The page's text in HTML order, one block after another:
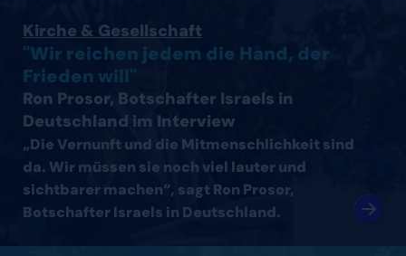
Kirche & Gesellschaft
"Wir reichen jedem die Hand, der
Frieden will"
Ron Prosor, Botschafter Israels in
Deutschland im Interview
„Die Vernunft und die Mitmenschlichkeit sind
da. Wir müssen sie noch viel lauter und
sichtbarer machen“, sagt Ron Prosor,
Botschafter Israels in Deutschland.